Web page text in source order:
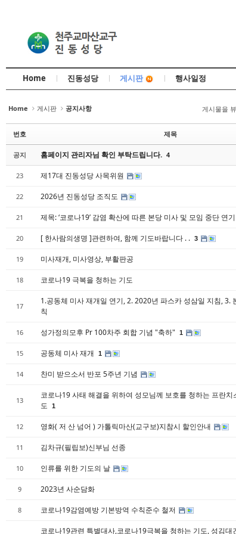
Home 진동성당 게시판 행사일정
Home 게시판 공지사항 게시물을
번호 제목
공지 홈페이지 관리자님 확인 부탁드립니다. 4
23 제17대 진동성당 사목위원
22 2026년 진동성당 조직도
21 제목: ‘코로나19’ 감염 확산에 따른 본당 미사 및 모임 중단 연기
20 [ 한사람의생명 ]관련하여, 함께 기도바랍니다 . . 3
19 미사재개, 미사영상, 부활판공
18 코로나19 극복을 청하는 기도
17
1.공동체 미사 재개일 연기, 2. 2020년 파스카 성삼일 지침, 3.
칙
16 성가정의모후 Pr 100차주 회합 기념 "축하" 1
15 공동체 미사 재개 1
14 찬미 받으소서 반포 5주년 기념
13
코로나19 사태 해결을 위하여 성모님께 보호를 청하는 프란치
도
1
12 영화( 저 산 넘어 ) 가톨릭마산(교구보)지참시 할인안내
11 김차규(필립보)신부님 선종
10 인류를 위한 기도의 날
9 2023년 사순담화
8 코로나19감염예방 기본방역 수칙준수 철저
코로나19관련 특별대사,코로나19극복을 청하는 기도, 성김대
스케치북5
스케치북5
스케치북5
스케치북5